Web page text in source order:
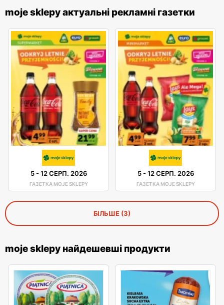
moje sklepy актуальні рекламні газетки
5-12 СЕРП. 2026
ГАЗЕТКА MOJE SKLEPY
5-12 СЕРП. 2026
ГАЗЕТКА MOJE SKLEPY
БІЛЬШЕ (3)
moje sklepy найдешевші продукти